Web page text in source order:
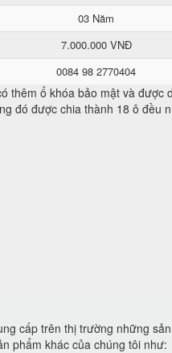
03 Năm
7.000.000 VNĐ
0084 98 2770404
thêm ổ khóa bảo mật và được
đó được chia thành 18 ô đều
cấp trên thị trường những
phẩm khác của chúng tôi như: